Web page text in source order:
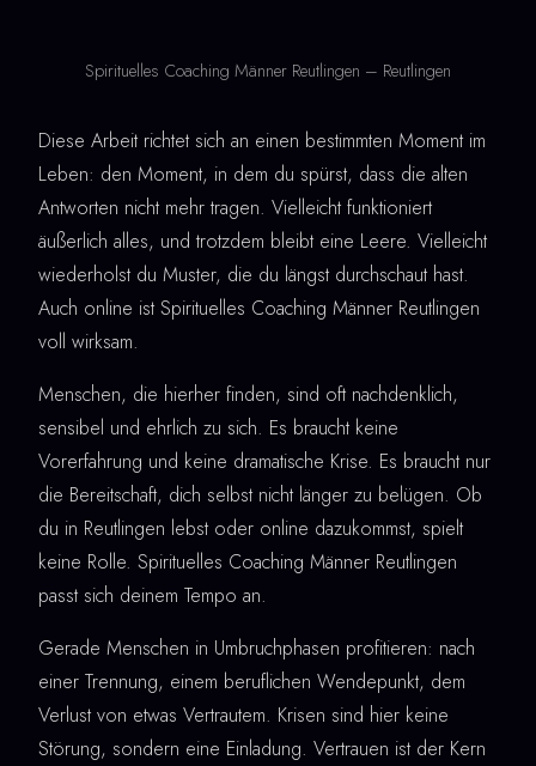
Spirituelles Coaching Männer Reutlingen – Reutlingen
Diese Arbeit richtet sich an einen bestimmten Moment im
Leben: den Moment, in dem du spürst, dass die alten
Antworten nicht mehr tragen. Vielleicht funktioniert
äußerlich alles, und trotzdem bleibt eine Leere. Vielleicht
wiederholst du Muster, die du längst durchschaut hast.
Auch online ist Spirituelles Coaching Männer Reutlingen
voll wirksam.
Menschen, die hierher finden, sind oft nachdenklich,
sensibel und ehrlich zu sich. Es braucht keine
Vorerfahrung und keine dramatische Krise. Es braucht nur
die Bereitschaft, dich selbst nicht länger zu belügen. Ob
du in Reutlingen lebst oder online dazukommst, spielt
keine Rolle. Spirituelles Coaching Männer Reutlingen
passt sich deinem Tempo an.
Gerade Menschen in Umbruchphasen profitieren: nach
einer Trennung, einem beruflichen Wendepunkt, dem
Verlust von etwas Vertrautem. Krisen sind hier keine
Störung, sondern eine Einladung. Vertrauen ist der Kern